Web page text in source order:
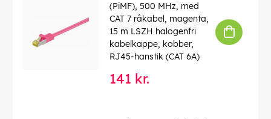
4040849683497
(PiMF), 500 MHz, med
CAT 7 råkabel, magenta,
15 m LSZH halogenfri
kabelkappe, kobber,
RJ45-hanstik (CAT 6A)
141 kr.